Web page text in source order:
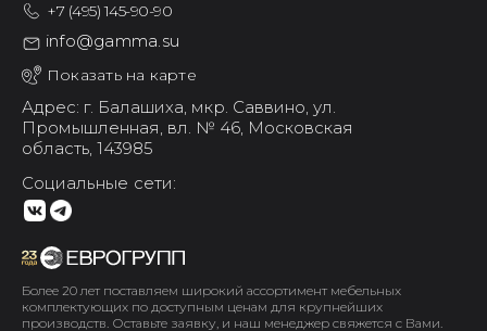
Более 20 лет поставляем широкий ассортимент мебельных
комплектующих по доступным ценам для крупнейших
производств. Оставьте заявку, и наш менеджер свяжется с Вами.
+7 (495) 145-90-90
info@gamma.su
Показать на карте
Адрес: г. Балашиха, мкр. Саввино, ул.
Промышленная, вл. № 46, Московская
область, 143985
Социальные сети: